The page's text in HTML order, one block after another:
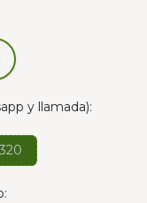
y llamada):